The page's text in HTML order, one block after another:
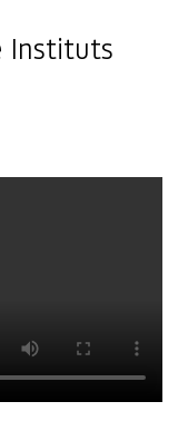
Instituts